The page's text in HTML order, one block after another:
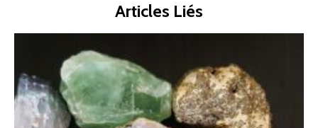
Articles Liés